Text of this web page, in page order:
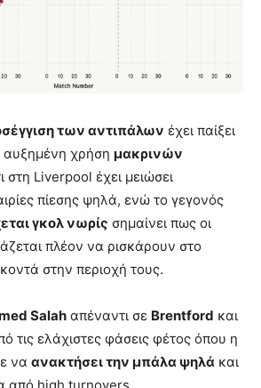
των αντιπάλων έχει παίξει
αυξημένη χρήση μακρινών
στη Liverpool έχει μειώσει
πίεσης ψηλά, ενώ το γεγονός
γκολ νωρίς σημαίνει πως οι
πλέον να ρισκάρουν στο
κοντά στην περιοχή τους.
Salah απέναντι σε Brentford και
τις ελάχιστες φάσεις φέτος όπου η
να ανακτήσει την μπάλα ψηλά και
από high turnovers.